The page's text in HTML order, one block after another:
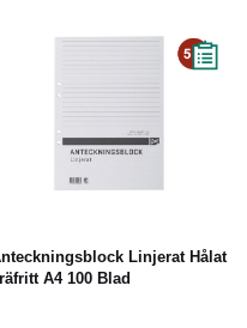
Linjerat Hålat
A4 100 Blad